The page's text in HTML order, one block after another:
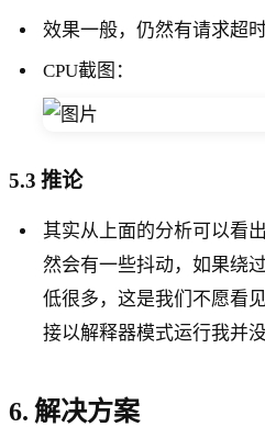
效果一般，仍然有请求超
CPU截图：
5.3 推论
其实从上面的分析可以看
然会有一些抖动，如果绕
低很多，这是我们不愿看
接以解释器模式运行我并没
6. 解决方案